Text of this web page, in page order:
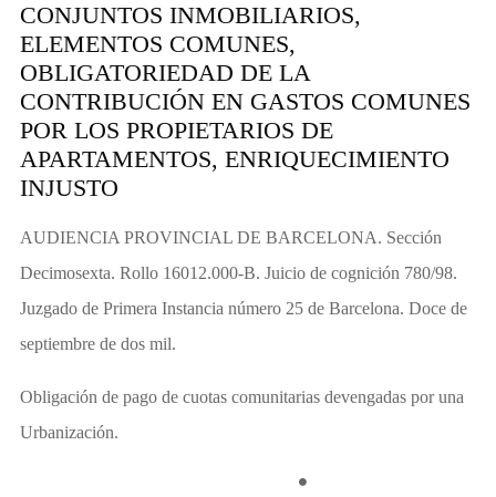
CONJUNTOS INMOBILIARIOS,
ELEMENTOS COMUNES,
OBLIGATORIEDAD DE LA
CONTRIBUCIÓN EN GASTOS COMUNES
POR LOS PROPIETARIOS DE
APARTAMENTOS, ENRIQUECIMIENTO
INJUSTO
AUDIENCIA PROVINCIAL DE BARCELONA. Sección
Decimosexta. Rollo 16012.000-B. Juicio de cognición 780/98.
Juzgado de Primera Instancia número 25 de Barcelona. Doce de
septiembre de dos mil.
Obligación de pago de cuotas comunitarias devengadas por una
Urbanización.